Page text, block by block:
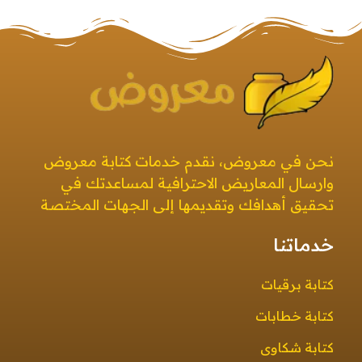
نحن في معروض، نقدم خدمات كتابة معروض
وارسال المعاريض الاحترافية لمساعدتك في
تحقيق أهدافك وتقديمها إلى الجهات المختصة
خدماتنا
كتابة برقيات
كتابة خطابات
كتابة شكاوى